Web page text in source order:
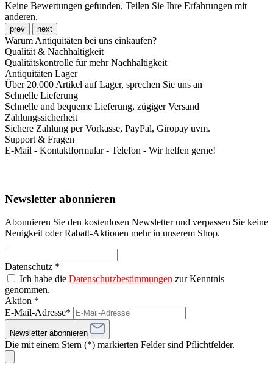
Keine Bewertungen gefunden. Teilen Sie Ihre Erfahrungen mit
anderen.
prev next
Warum Antiquitäten bei uns einkaufen?
Qualität & Nachhaltigkeit
Qualitätskontrolle für mehr Nachhaltigkeit
Antiquitäten Lager
Über 20.000 Artikel auf Lager, sprechen Sie uns an
Schnelle Lieferung
Schnelle und bequeme Lieferung, zügiger Versand
Zahlungssicherheit
Sichere Zahlung per Vorkasse, PayPal, Giropay uvm.
Support & Fragen
E-Mail - Kontaktformular - Telefon - Wir helfen gerne!
Newsletter abonnieren
Abonnieren Sie den kostenlosen Newsletter und verpassen Sie keine
Neuigkeit oder Rabatt-Aktionen mehr in unserem Shop.
Datenschutz *
Ich habe die Datenschutzbestimmungen zur Kenntnis
genommen.
Aktion *
E-Mail-Adresse*
Newsletter abonnieren
Die mit einem Stern (*) markierten Felder sind Pflichtfelder.